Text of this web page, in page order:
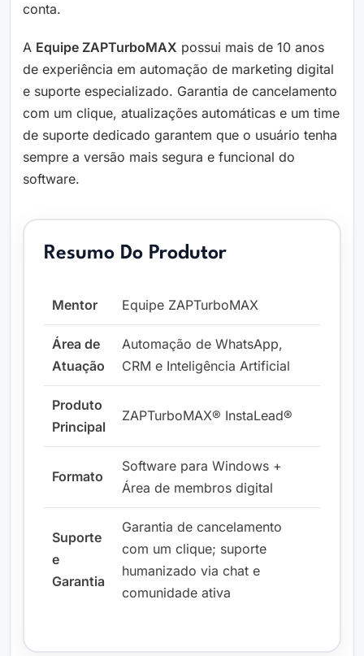
conta.
A Equipe ZAPTurboMAX possui mais de 10 anos
de experiência em automação de marketing digital
e suporte especializado. Garantia de cancelamento
com um clique, atualizações automáticas e um time
de suporte dedicado garantem que o usuário tenha
sempre a versão mais segura e funcional do
software.
Resumo Do Produtor
Mentor Equipe ZAPTurboMAX
Área de
Atuação
Automação de WhatsApp,
CRM e Inteligência Artificial
Produto
Principal
ZAPTurboMAX® InstaLead®
Formato
Software para Windows +
Área de membros digital
Suporte
e
Garantia
Garantia de cancelamento
com um clique; suporte
humanizado via chat e
comunidade ativa